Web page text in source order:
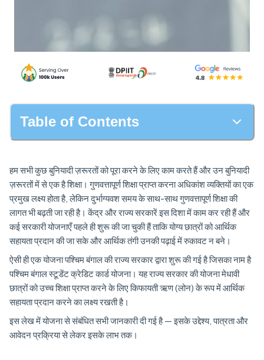
Table of Contents
हम सभी कुछ बुनियादी ज़रूरतों को पूरा करने के लिए काम करते हैं और उन बुनियादी
ज़रूरतों में से एक है शिक्षा। गुणवत्तापूर्ण शिक्षा प्राप्त करना अधिकांश व्यक्तियों का एक
प्रमुख लक्ष्य होता है, लेकिन दुर्भाग्यवश समय के साथ-साथ गुणवत्तापूर्ण शिक्षा की
लागत भी बढ़ती जा रही है। केंद्र और राज्य सरकारें इस दिशा में काम कर रही हैं और
कई सरकारी योजनाएँ पहले ही शुरू की जा चुकी हैं ताकि योग्य छात्रों को आर्थिक
सहायता प्रदान की जा सके और आर्थिक तंगी उनकी पढ़ाई में रुकावट न बने।
ऐसी ही एक योजना पश्चिम बंगाल की राज्य सरकार द्वारा शुरू की गई है जिसका नाम है
पश्चिम बंगाल स्टूडेंट क्रेडिट कार्ड योजना। यह राज्य सरकार की योजना मेधावी
छात्रों को उच्च शिक्षा प्राप्त करने के लिए किफायती ऋण (लोन) के रूप में आर्थिक
सहायता प्रदान करने का लक्ष्य रखती है।
इस लेख में योजना से संबंधित सभी जानकारी दी गई है — इसके उद्देश्य, पात्रता और
आवेदन प्रक्रिया से लेकर इसके लाभ तक।